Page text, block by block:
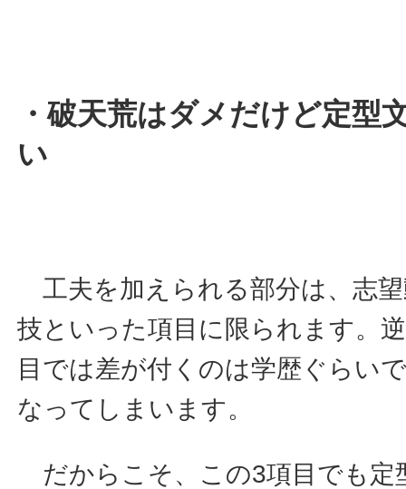
・破天荒はダメだけど定型
い
工夫を加えられる部分は、志
技といった項目に限られます。
目では差が付くのは学歴ぐらい
なってしまいます。
だからこそ、この3項目でも定